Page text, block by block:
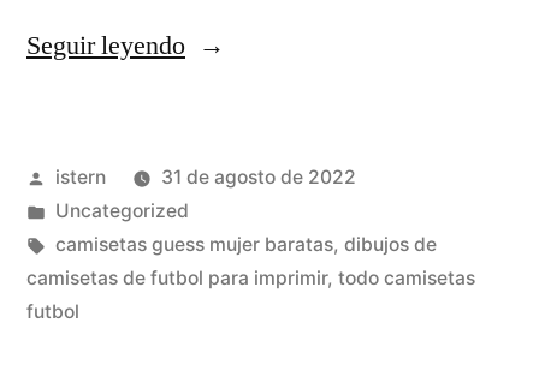
Seguir leyendo«camisetas
online»
Publicado
por
istern
31 de agosto de 2022
Publicado
en
Uncategorized
Etiquetas:
camisetas guess mujer baratas, dibujos de
camisetas de futbol para imprimir, todo camisetas
futbol